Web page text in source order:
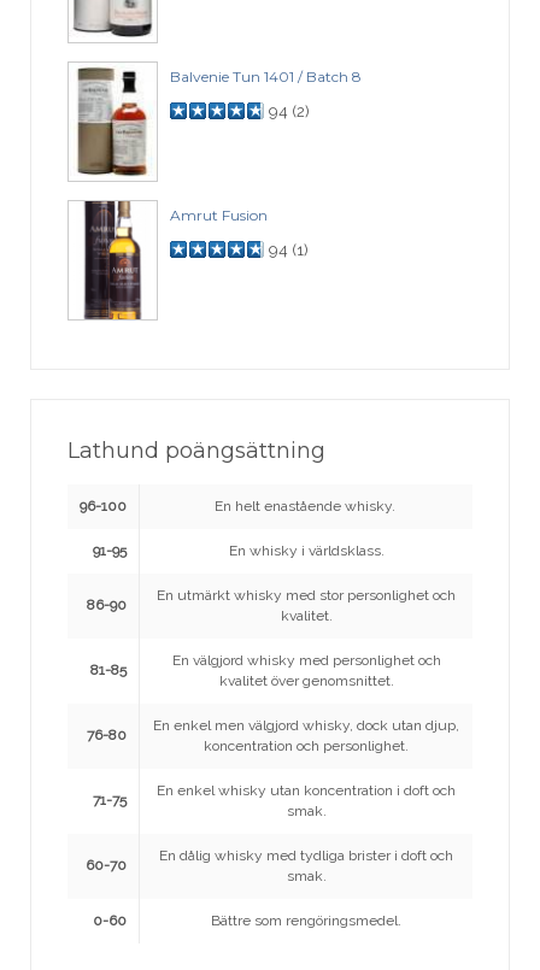
Balvenie Tun 1401 / Batch 8
94 (2)
Amrut Fusion
94 (1)
Lathund poängsättning
96-100 En helt enastående whisky.
91-95 En whisky i världsklass.
86-90
En utmärkt whisky med stor personlighet och
kvalitet.
81-85
En välgjord whisky med personlighet och
kvalitet över genomsnittet.
76-80
En enkel men välgjord whisky, dock utan djup,
koncentration och personlighet.
71-75
En enkel whisky utan koncentration i doft och
smak.
60-70
En dålig whisky med tydliga brister i doft och
smak.
0-60 Bättre som rengöringsmedel.